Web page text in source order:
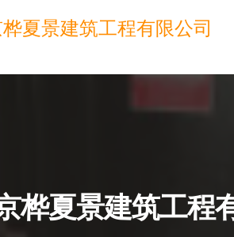
夏景建筑工程有限公司
桦夏景建筑工程